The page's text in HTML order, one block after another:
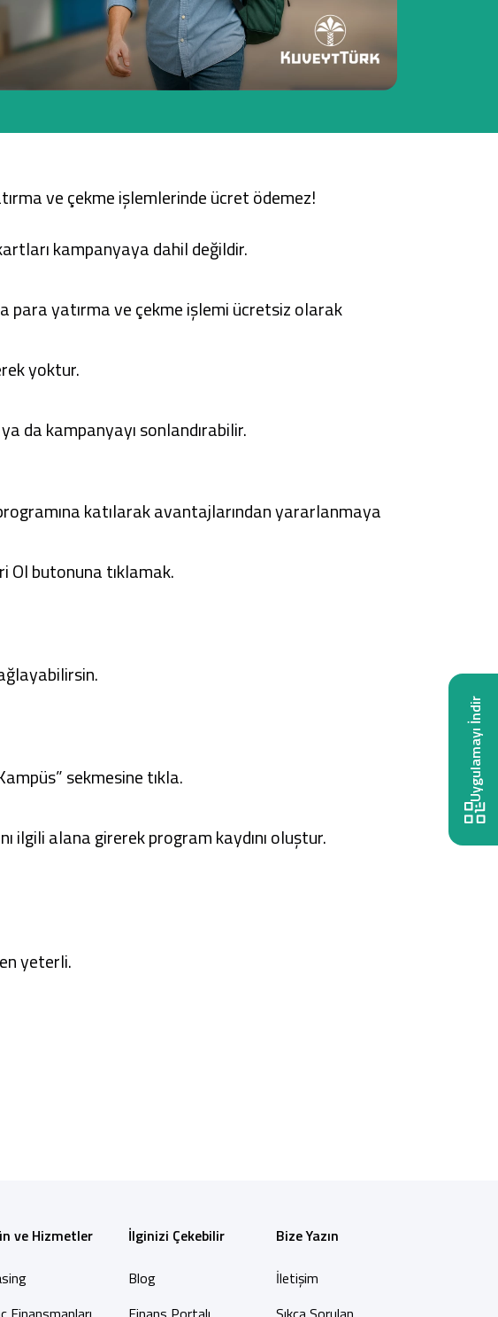
Tüm Kampanyalar
Tüm Kampanyalar
ve çekme işlemlerinde ücret ödemez!
kampanyaya dahil değildir.
para yatırma ve çekme işlemi ücretsiz olarak
yoktur.
da kampanyayı sonlandırabilir.
katılarak avantajlarından yararlanmaya
Ol butonuna tıklamak.
sekmesine tıkla.
ilgili alana girerek program kaydını oluştur.
yeterli.
ve Hizmetler
İlginizi Çekebilir
Blog
Bize Yazın
İletişim
Uygulamayı İndir